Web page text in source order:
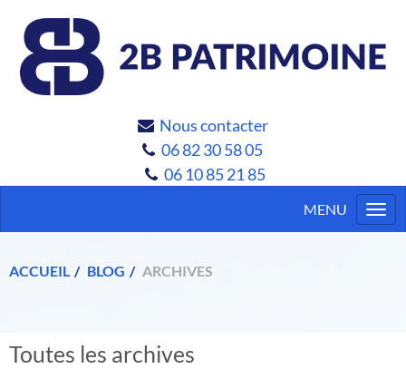
Nous contacter
06 82 30 58 05
06 10 85 21 85
ACCUEIL BLOG ARCHIVES
Toutes les archives